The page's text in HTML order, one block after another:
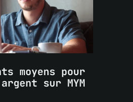
moyens pour
sur MYM